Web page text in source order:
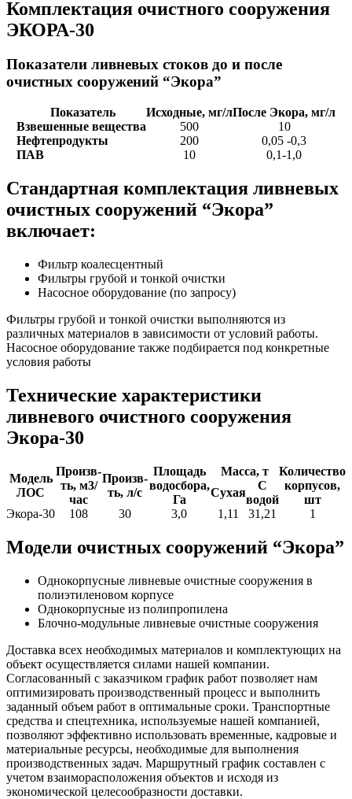
Комплектация очистного сооружения
ЭКОРА-30
Показатели ливневых стоков до и после
очистных сооружений “Экора”
Показатель Исходные, мг/лПосле Экора, мг/л
Взвешенные вещества
500
10
Нефтепродукты
200
0,05 -0,3
ПАВ
10 0,1-1,0
Стандартная комплектация ливневых
очистных сооружений “Экора”
включает:
Фильтр коалесцентный
Фильтры грубой и тонкой очистки
Насосное оборудование (по запросу)
Фильтры грубой и тонкой очистки выполняются из
различных материалов в зависимости от условий работы.
Насосное оборудование также подбирается под конкретные
условия работы
Технические характеристики
ливневого очистного сооружения
Экора-30
Модель
ЛОС
Произв-
ть, м3/
час
Произв-
ть, л/с
Площадь
водосбора,
Га
Масса, т
Количество
корпусов,
шт
Сухая
С
водой
Экора-30
108 30 3,0 1,11 31,21 1
Модели очистных сооружений “Экора”
Однокорпусные ливневые очистные сооружения в
полиэтиленовом корпусе
Однокорпусные из полипропилена
Блочно-модульные ливневые очистные сооружения
Доставка всех необходимых материалов и комплектующих на
объект осуществляется силами нашей компании.
Согласованный с заказчиком график работ позволяет нам
оптимизировать производственный процесс и выполнить
заданный объем работ в оптимальные сроки. Транспортные
средства и спецтехника, используемые нашей компанией,
позволяют эффективно использовать временные, кадровые и
материальные ресурсы, необходимые для выполнения
производственных задач. Маршрутный график составлен с
учетом взаиморасположения объектов и исходя из
экономической целесообразности доставки.